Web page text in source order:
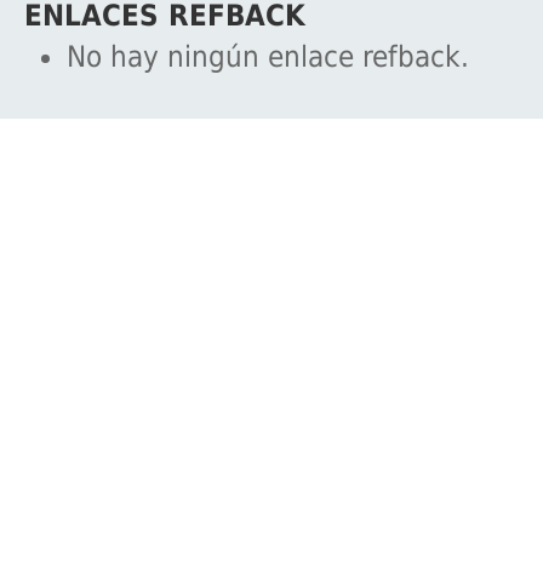
ENLACES REFBACK
No hay ningún enlace refback.